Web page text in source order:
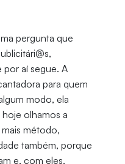
pergunta que
aí segue. A
para quem
modo, ela
olhamos a
método,
também, porque
e, com eles,